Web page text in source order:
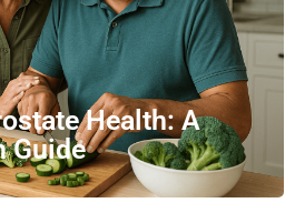
Health: A
Guide